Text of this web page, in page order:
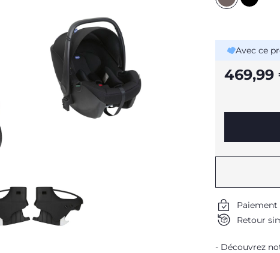
Avec ce
469,99
Paiement
Retour
Découvrez